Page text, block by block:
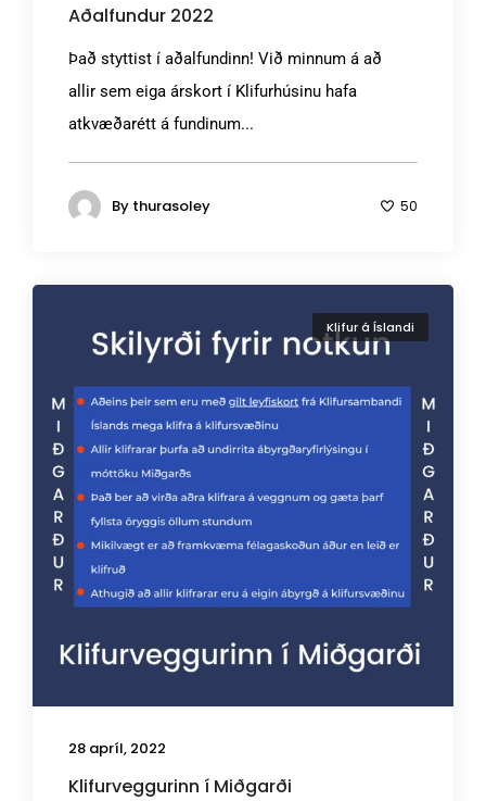
Aðalfundur 2022
Það styttist í aðalfundinn! Við minnum á að
allir sem eiga árskort í Klifurhúsinu hafa
atkvæðarétt á fundinum...
By thurasoley 50
Klifur á Íslandi
28 apríl, 2022
Klifurveggurinn í Miðgarði